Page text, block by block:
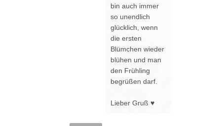
bin auch immer
so unendlich
glücklich, wenn
die ersten
Blümchen wieder
blühen und man
den Frühling
begrüßen darf.
Lieber Gruß ♥